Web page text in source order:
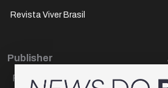
Revista Viver Brasil
Publisher
Paulo Cesar de Oliveira